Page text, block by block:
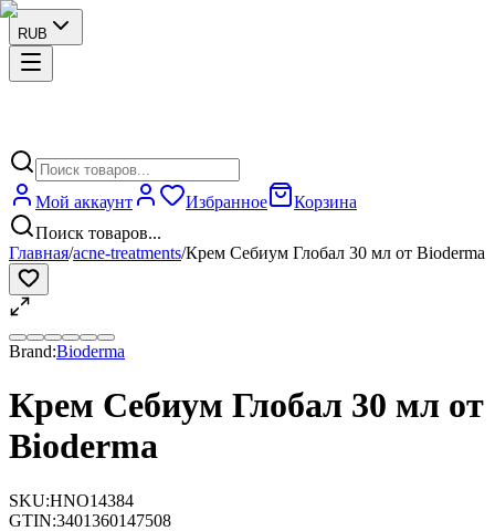
RUB
Мой аккаунт Избранное
Корзина
Поиск товаров...
Главная/acne-treatments/Крем Себиум Глобал 30 мл от Bioderma
Brand:Bioderma
Крем Себиум Глобал 30 мл от
Bioderma
SKU:HNO14384
GTIN:3401360147508